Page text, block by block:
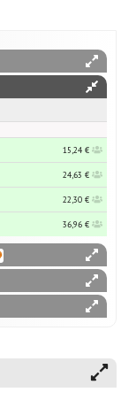
15,24 €
24,63 €
22,30 €
36,96 €